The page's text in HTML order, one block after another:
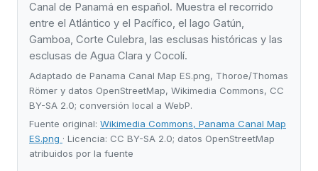
Canal de Panamá en español. Muestra el recorrido
entre el Atlántico y el Pacífico, el lago Gatún,
Gamboa, Corte Culebra, las esclusas históricas y las
esclusas de Agua Clara y Cocolí.
Adaptado de Panama Canal Map ES.png, Thoroe/Thomas
Römer y datos OpenStreetMap, Wikimedia Commons, CC
BY-SA 2.0; conversión local a WebP.
Fuente original: Wikimedia Commons, Panama Canal Map
ES.png · Licencia: CC BY-SA 2.0; datos OpenStreetMap
atribuidos por la fuente